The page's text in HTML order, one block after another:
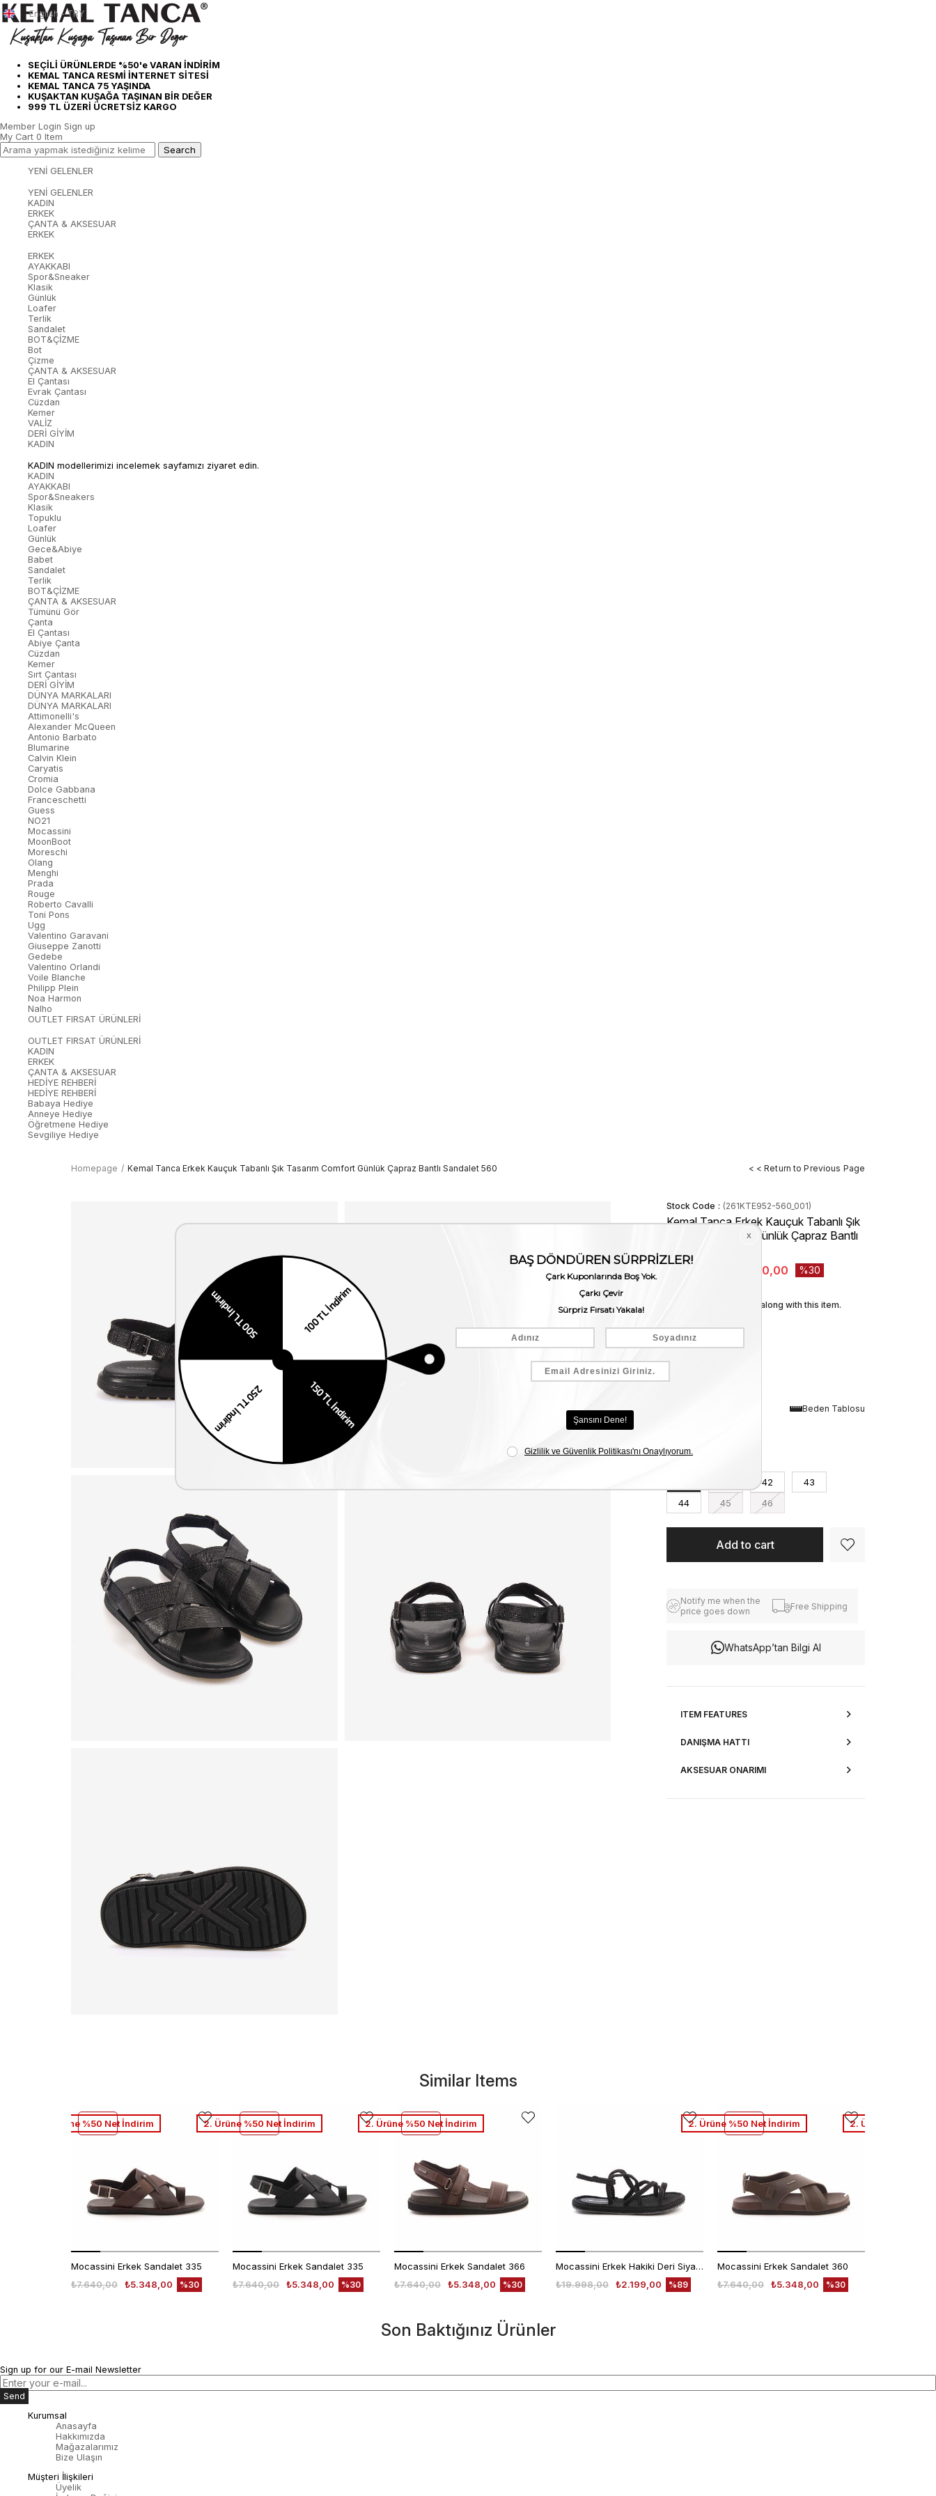
SEÇİLİ ÜRÜNLERDE %50'e VARAN İNDİRİM
KEMAL TANCA RESMİ İNTERNET SİTESİ
KEMAL TANCA 75 YAŞINDA
KUŞAKTAN KUŞAĞA TAŞINAN BİR DEĞER
999 TL ÜZERİ ÜCRETSİZ KARGO
English - TRY
Member Login Sign up
My Cart 0 Item
YENİ GELENLER
YENİ GELENLER
KADIN
ERKEK
ÇANTA & AKSESUAR
ERKEK
ERKEK
AYAKKABI
Spor&Sneaker
Klasik
Günlük
Loafer
Terlik
Sandalet
BOT&ÇİZME
Bot
Çizme
ÇANTA & AKSESUAR
El Çantası
Evrak Çantası
Cüzdan
Kemer
VALİZ
DERİ GİYİM
KADIN
KADIN modellerimizi incelemek sayfamızı ziyaret edin.
KADIN
AYAKKABI
Spor&Sneakers
Klasik
Topuklu
Loafer
Günlük
Gece&Abiye
Babet
Sandalet
Terlik
BOT&ÇİZME
ÇANTA & AKSESUAR
Tümünü Gör
Çanta
El Çantası
Abiye Çanta
Cüzdan
Kemer
Sırt Çantası
DERİ GİYİM
DÜNYA MARKALARI
DÜNYA MARKALARI
Attimonelli's
Alexander McQueen
Antonio Barbato
Blumarine
Calvin Klein
Caryatis
Cromia
Dolce Gabbana
Franceschetti
Guess
NO21
Mocassini
MoonBoot
Moreschi
Olang
Menghi
Prada
Rouge
Roberto Cavalli
Toni Pons
Ugg
Valentino Garavani
Giuseppe Zanotti
Gedebe
Valentino Orlandi
Voile Blanche
Philipp Plein
Noa Harmon
Nalho
OUTLET FIRSAT ÜRÜNLERİ
OUTLET FIRSAT ÜRÜNLERİ
KADIN
ERKEK
ÇANTA & AKSESUAR
HEDİYE REHBERİ
HEDİYE REHBERİ
Babaya Hediye
Anneye Hediye
Öğretmene Hediye
Sevgiliye Hediye
Homepage Kemal Tanca Erkek Kauçuk Tabanlı Şık Tasarım Comfort Günlük Çapraz Bantlı Sandalet 560 < < Return to Previous Page
Stock Code (261KTE952-560_001)
Kemal Tanca Erkek Kauçuk Tabanlı Şık
Tasarım Comfort Günlük Çapraz Bantlı
₺4.340,00 30
We recommend these along with this item.
Beden Tablosu
Numara
42
43
44
45 46
Notify me when the
price goes down
Free Shipping
WhatsApp’tan Bilgi Al
ITEM FEATURES
DANIŞMA HATTI
AKSESUAR ONARIMI
Similar Items
Mocassini Erkek Sandalet 335
₺5.348,00
₺7.640,00 %30
2. Ürüne %50 Net İndirim
Mocassini Erkek Sandalet 335
₺5.348,00
₺7.640,00 %30
2. Ürüne %50 Net İndirim
Mocassini Erkek Sandalet 366
₺5.348,00
₺7.640,00 %30
2. Ürüne %50 Net İndirim
Mocassini Erkek Hakiki Deri Siyah Sandalet
₺2.199,00
₺19.998,00 %89
Mocassini Erkek Sandalet 360
₺5.348,00
₺7.640,00 %30
2. Ürüne %50 Net İndirim 2. Ürüne %50 Net
Son Baktığınız Ürünler
Sign up for our E-mail Newsletter
Send
Kurumsal
Anasayfa
Hakkımızda
Mağazalarımız
Bize Ulaşın
Müşteri İlişkileri
Üyelik